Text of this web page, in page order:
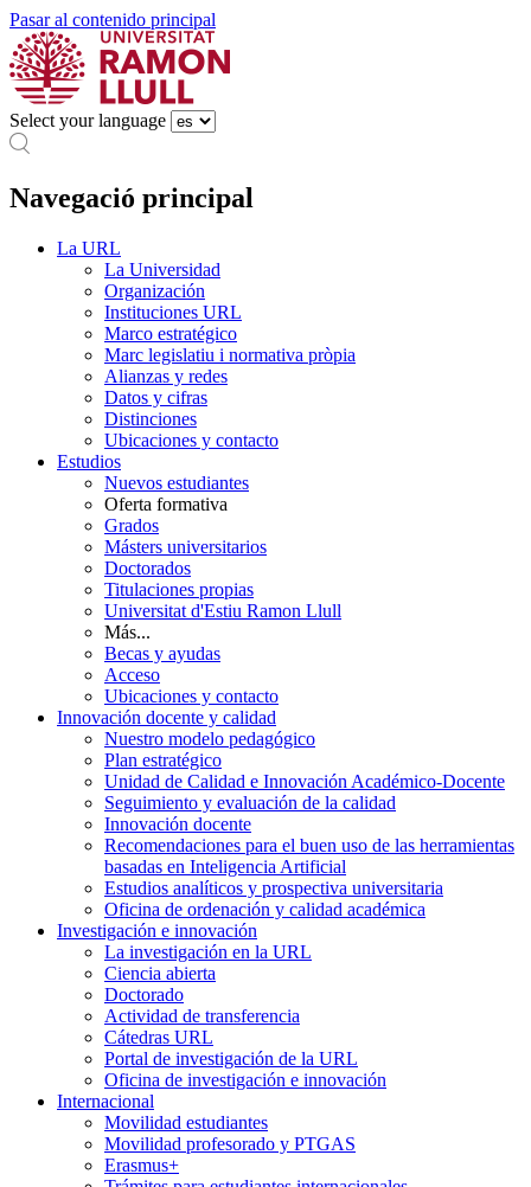
Pasar al contenido principal
Select your language
Navegació principal
La URL
La Universidad
Organización
Instituciones URL
Marco estratégico
Marc legislatiu i normativa pròpia
Alianzas y redes
Datos y cifras
Distinciones
Ubicaciones y contacto
Estudios
Nuevos estudiantes
Oferta formativa
Grados
Másters universitarios
Doctorados
Titulaciones propias
Universitat d'Estiu Ramon Llull
Más...
Becas y ayudas
Acceso
Ubicaciones y contacto
Innovación docente y calidad
Nuestro modelo pedagógico
Plan estratégico
Unidad de Calidad e Innovación Académico-Docente
Seguimiento y evaluación de la calidad
Innovación docente
Recomendaciones para el buen uso de las herramientas
basadas en Inteligencia Artificial
Estudios analíticos y prospectiva universitaria
Oficina de ordenación y calidad académica
Investigación e innovación
La investigación en la URL
Ciencia abierta
Doctorado
Actividad de transferencia
Cátedras URL
Portal de investigación de la URL
Oficina de investigación e innovación
Internacional
Movilidad estudiantes
Movilidad profesorado y PTGAS
Erasmus+